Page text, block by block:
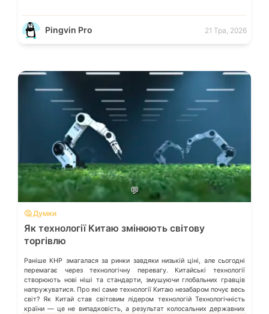
Pingvin Pro 21 Тра, 2026
💬
🤔 Думки
Як технології Китаю змінюють світову
торгівлю
Раніше КНР змагалася за ринки завдяки низькій ціні, але сьогодні
перемагає через технологічну перевагу. Китайські технології
створюють нові ніші та стандарти, змушуючи глобальних гравців
напружуватися. Про які саме технології Китаю незабаром почує весь
світ? Як Китай став світовим лідером технологій Технологічність
країни — це не випадковість, а результат колосальних державних